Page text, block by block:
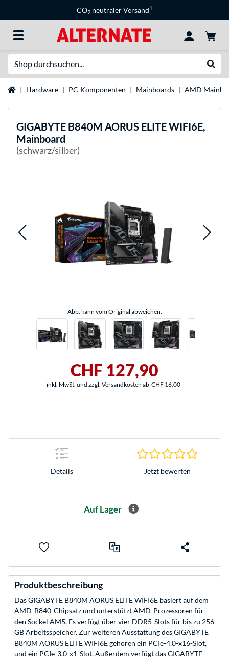
CO2 neutraler Versand1
StartseiteHardware PC-Komponenten Mainboards AMD
GIGABYTE B840M AORUS ELITE WIFI6E,
Mainboard
(schwarz/silber)
Abb. kann vom Original abweichen.
CHF 127,90
inkl. MwSt. und zzgl. Versandkosten ab CHF 16,00
Details Jetzt bewerten
Auf Lager
Produktbeschreibung
Das GIGABYTE B840M AORUS ELITE WIFI6E basiert auf dem
AMD-B840-Chipsatz und unterstützt AMD-Prozessoren für
den Sockel AM5. Es verfügt über vier DDR5-Slots für bis zu 256
GB Arbeitsspeicher. Zur weiteren Ausstattung des GIGABYTE
B840M AORUS ELITE WIFI6E gehören ein PCIe-4.0-x16-Slot,
und ein PCIe-3.0-x1-Slot. Außerdem verfügt das GIGABYTE